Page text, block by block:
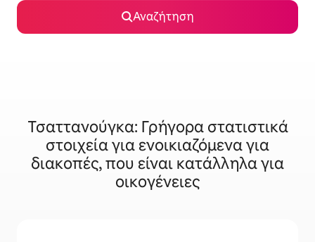
Αναζήτηση
Τσαττανούγκα: Γρήγορα στατιστικά
στοιχεία για ενοικιαζόμενα για
διακοπές, που είναι κατάλληλα για
οικογένειες